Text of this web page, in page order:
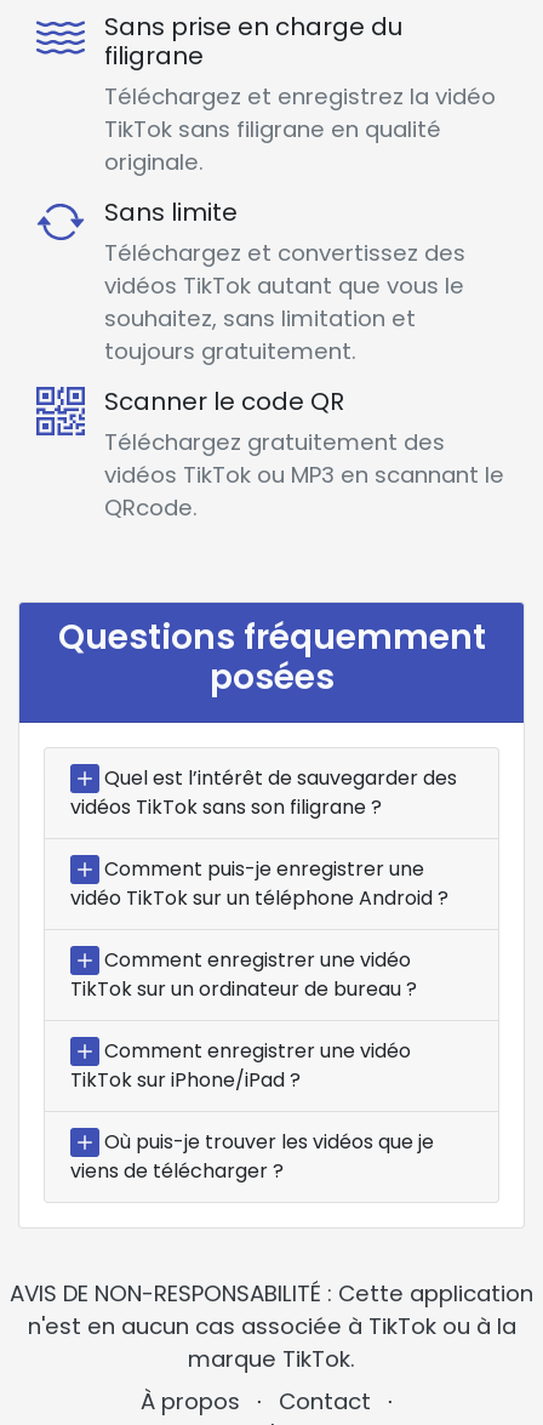
Sans prise en charge du
filigrane
Téléchargez et enregistrez la vidéo
TikTok sans filigrane en qualité
originale.
Sans limite
Téléchargez et convertissez des
vidéos TikTok autant que vous le
souhaitez, sans limitation et
toujours gratuitement.
Scanner le code QR
Téléchargez gratuitement des
vidéos TikTok ou MP3 en scannant le
QRcode.
Questions fréquemment
posées
Quel est l’intérêt de sauvegarder des
vidéos TikTok sans son filigrane ?
Comment puis-je enregistrer une
vidéo TikTok sur un téléphone Android ?
Comment enregistrer une vidéo
TikTok sur un ordinateur de bureau ?
Comment enregistrer une vidéo
TikTok sur iPhone/iPad ?
Où puis-je trouver les vidéos que je
viens de télécharger ?
AVIS DE NON-RESPONSABILITÉ : Cette application
n'est en aucun cas associée à TikTok ou à la
marque TikTok.
À propos
⋅ Contact
⋅